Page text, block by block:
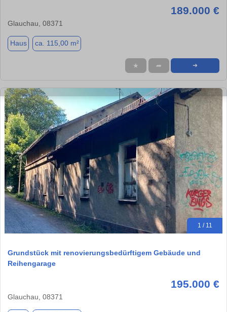
189.000 €
Glauchau, 08371
Haus ca. 115,00 m²
★ ➦ ➜
1 / 11
Grundstück mit renovierungsbedürftigem Gebäude und
Reihengarage
195.000 €
Glauchau, 08371